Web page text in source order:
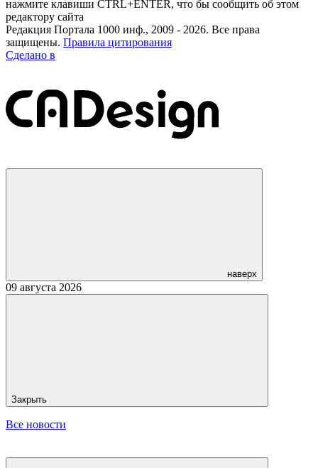
нажмите клавиши CTRL+ENTER, что бы сообщить об этом
редактору сайта
Редакция Портала 1000 инф., 2009 - 2026. Все права
защищены. Правила цитирования
Сделано в
наверх
09 августа 2026
Закрыть
Все новости